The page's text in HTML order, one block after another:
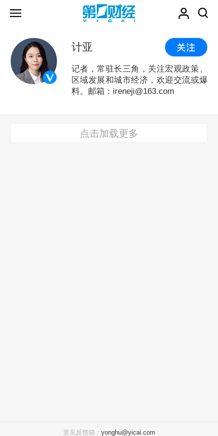
计亚
记者，常驻长三角，关注宏观政策、
区域发展和城市经济，欢迎交流或爆
料。邮箱：ireneji@163.com
点击加载更多
意见反馈箱： yonghu@yicai.com